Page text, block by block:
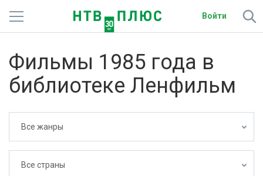
Войти
Фильмы и сериалы
Подписки
Фильмы 1985 года в
библиотеке Ленфильм
Все жанры
Все страны